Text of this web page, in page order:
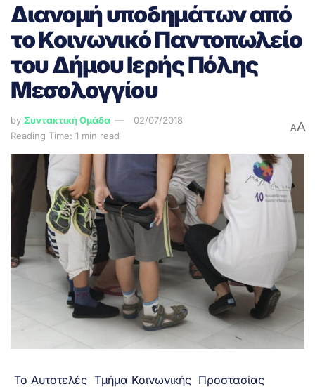
Διανομή υποδημάτων από
το Κοινωνικό Παντοπωλείο
του Δήμου Ιερής Πόλης
Μεσολογγίου
by Συντακτική Ομάδα
02/07/2018
Reading Time: 1 min read
AA
Το Αυτοτελές Τμήμα Κοινωνικής Προστασίας